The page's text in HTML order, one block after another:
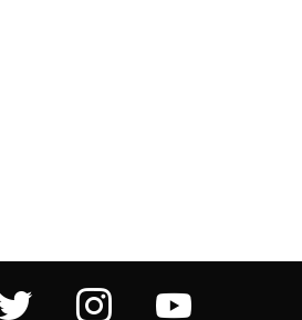
twitter instagram youtube